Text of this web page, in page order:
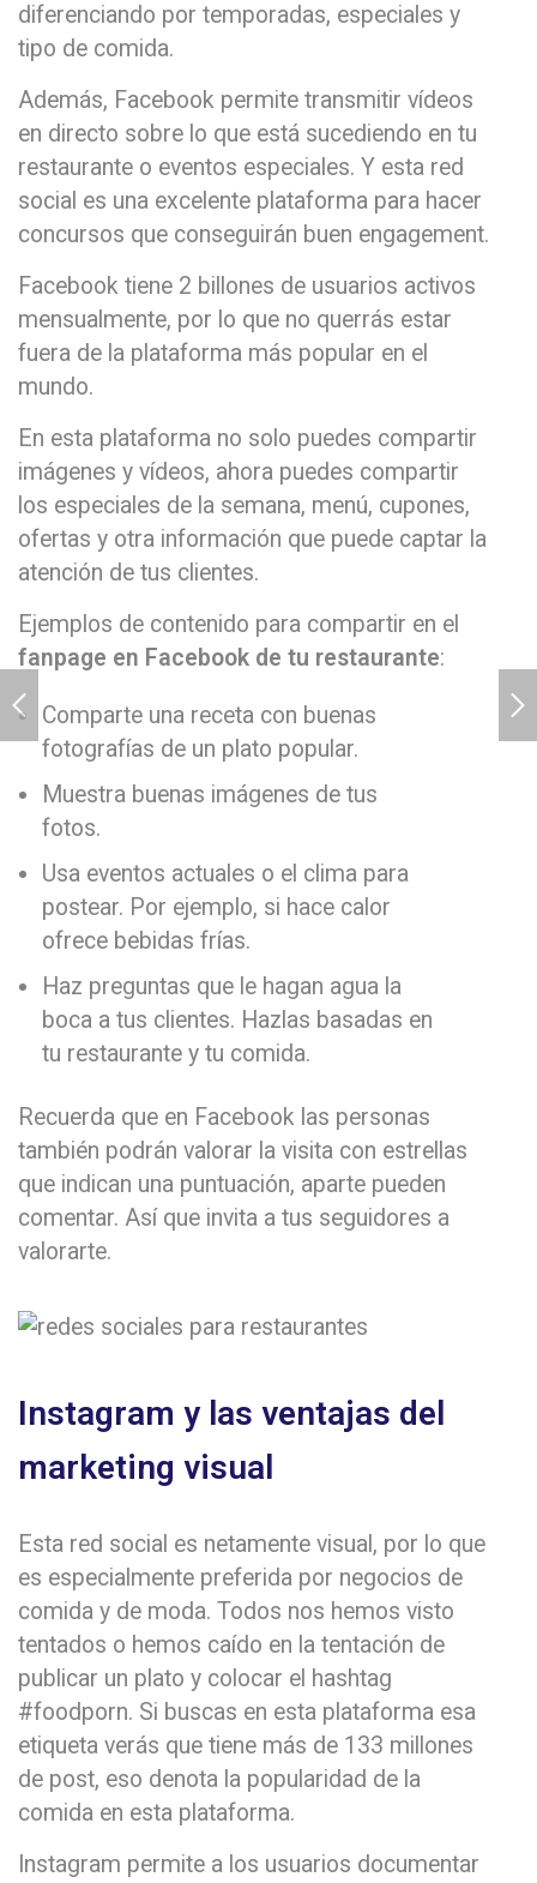
diferenciando por temporadas, especiales y
tipo de comida.
Además, Facebook permite transmitir vídeos
en directo sobre lo que está sucediendo en tu
restaurante o eventos especiales. Y esta red
social es una excelente plataforma para hacer
concursos que conseguirán buen engagement.
Facebook tiene 2 billones de usuarios activos
mensualmente, por lo que no querrás estar
fuera de la plataforma más popular en el
mundo.
En esta plataforma no solo puedes compartir
imágenes y vídeos, ahora puedes compartir
los especiales de la semana, menú, cupones,
ofertas y otra información que puede captar la
atención de tus clientes.
Ejemplos de contenido para compartir en el
fanpage en Facebook de tu restaurante:
Comparte una receta con buenas
fotografías de un plato popular.
Muestra buenas imágenes de tus
fotos.
Usa eventos actuales o el clima para
postear. Por ejemplo, si hace calor
ofrece bebidas frías.
Haz preguntas que le hagan agua la
boca a tus clientes. Hazlas basadas en
tu restaurante y tu comida.
Recuerda que en Facebook las personas
también podrán valorar la visita con estrellas
que indican una puntuación, aparte pueden
comentar. Así que invita a tus seguidores a
valorarte.
Instagram y las ventajas del
marketing visual
Esta red social es netamente visual, por lo que
es especialmente preferida por negocios de
comida y de moda. Todos nos hemos visto
tentados o hemos caído en la tentación de
publicar un plato y colocar el hashtag
#foodporn. Si buscas en esta plataforma esa
etiqueta verás que tiene más de 133 millones
de post, eso denota la popularidad de la
comida en esta plataforma.
Instagram permite a los usuarios documentar